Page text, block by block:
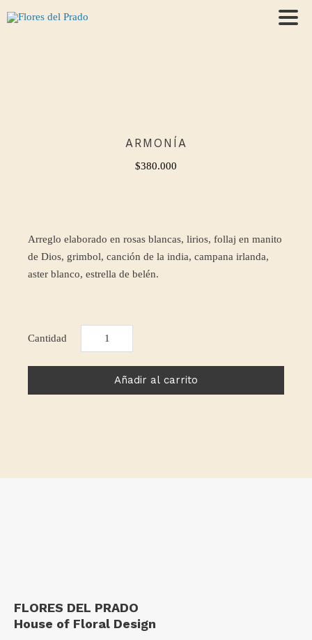
ARMONÍA
$380.000
Arreglo elaborado en rosas blancas, lirios, follaj en manito
de Dios, grimbol, canción de la india, campana irlanda,
aster blanco, estrella de belén.
Armonía
Añadir al carrito
FLORES DEL PRADO
House of Floral Design